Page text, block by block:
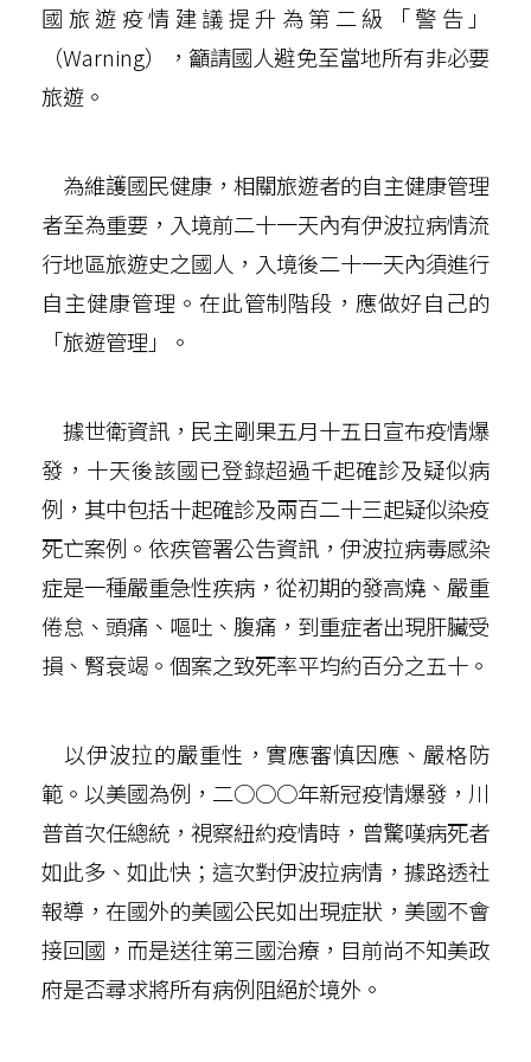
國旅遊疫情建議提升為第二級「警告」
（Warning），籲請國人避免至當地所有非必要
旅遊。
為維護國民健康，相關旅遊者的自主健康管理
者至為重要，入境前二十一天內有伊波拉病情流
行地區旅遊史之國人，入境後二十一天內須進行
自主健康管理。在此管制階段，應做好自己的
「旅遊管理」。
據世衛資訊，民主剛果五月十五日宣布疫情爆
發，十天後該國已登錄超過千起確診及疑似病
例，其中包括十起確診及兩百二十三起疑似染疫
死亡案例。依疾管署公告資訊，伊波拉病毒感染
症是一種嚴重急性疾病，從初期的發高燒、嚴重
倦怠、頭痛、嘔吐、腹痛，到重症者出現肝臟受
損、腎衰竭。個案之致死率平均約百分之五十。
以伊波拉的嚴重性，實應審慎因應、嚴格防
範。以美國為例，二○○○年新冠疫情爆發，川
普首次任總統，視察紐約疫情時，曾驚嘆病死者
如此多、如此快；這次對伊波拉病情，據路透社
報導，在國外的美國公民如出現症狀，美國不會
接回國，而是送往第三國治療，目前尚不知美政
府是否尋求將所有病例阻絕於境外。